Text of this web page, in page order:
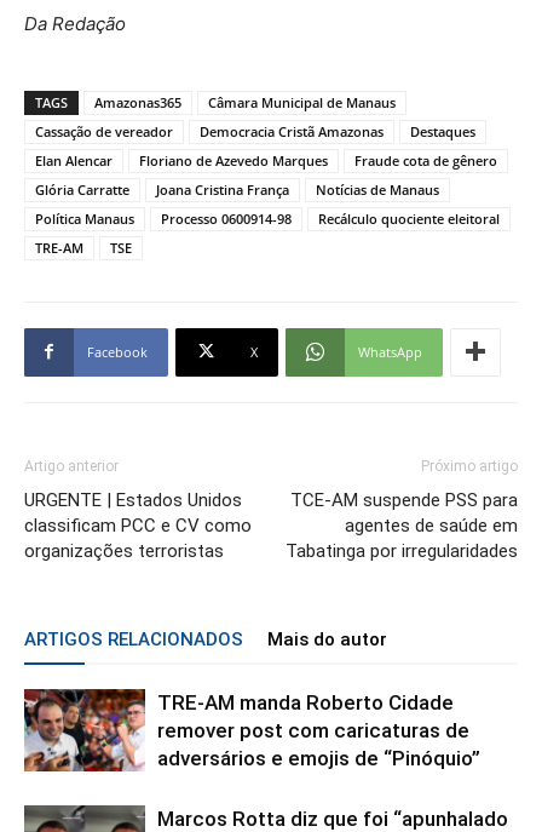
Da Redação
TAGS Amazonas365
Câmara Municipal de Manaus
Cassação de vereador
Democracia Cristã Amazonas
Destaques
Elan Alencar
Floriano de Azevedo Marques
Fraude cota de gênero
Glória Carratte
Joana Cristina França
Notícias de Manaus
Política Manaus
Processo 0600914-98
Recálculo quociente eleitoral
TRE-AM
TSE
Facebook X WhatsApp
Artigo anterior
URGENTE | Estados Unidos
classificam PCC e CV como
organizações terroristas
Próximo artigo
TCE-AM suspende PSS para
agentes de saúde em
Tabatinga por irregularidades
ARTIGOS RELACIONADOS Mais do autor
TRE-AM manda Roberto Cidade
remover post com caricaturas de
adversários e emojis de “Pinóquio”
Marcos Rotta diz que foi “apunhalado